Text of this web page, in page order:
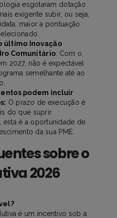
esgotaram dotação
exigente subir, ou seja,
maior a pontuação
último Inovação
Comunitário: Com o
2027, não é expectável
semelhante até ao
podem incluir
O prazo de execução é
do que suprir
esta é a oportunidade de
da sua PME.
sobre o
2026
é um incentivo sob a